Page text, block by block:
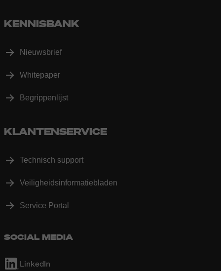
KENNISBANK
Nieuwsbrief
Whitepaper
Begrippenlijst
KLANTENSERVICE
Technisch support
Veiligheidsinformatiebladen
Service Portal
SOCIAL MEDIA
LinkedIn